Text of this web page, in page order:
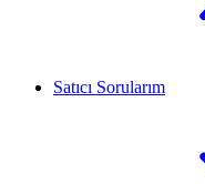
Satıcı Sorularım